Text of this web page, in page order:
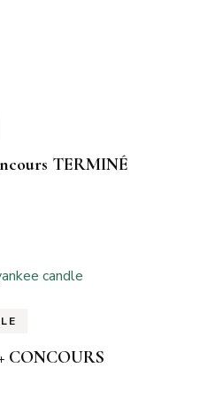
TERMINÉ
CONCOURS